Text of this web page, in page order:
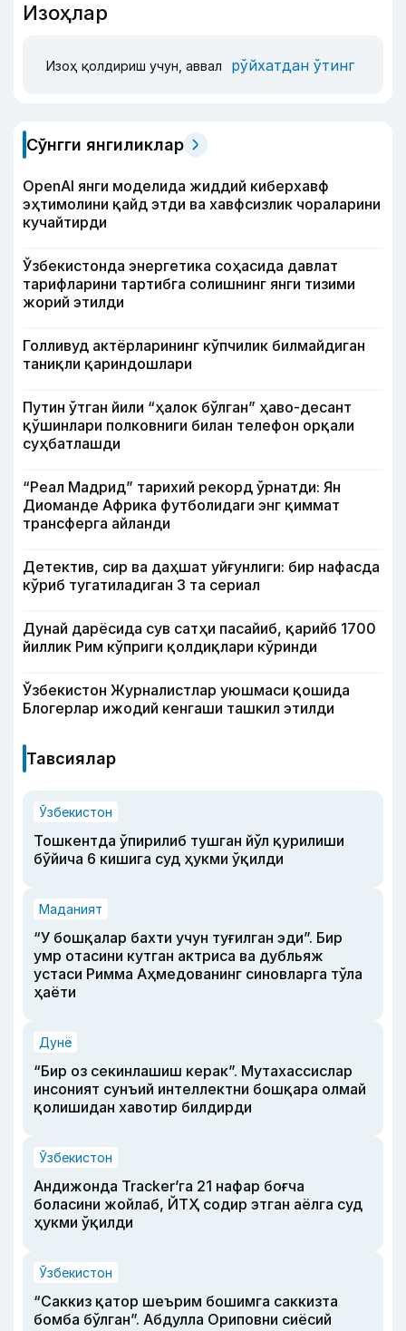
Изоҳлар
Изоҳ қолдириш учун, аввал рўйхатдан ўтинг
Сўнгги янгиликлар
OpenAI янги моделида жиддий киберхавф
эҳтимолини қайд этди ва хавфсизлик чораларини
кучайтирди
Ўзбекистонда энергетика соҳасида давлат
тарифларини тартибга солишнинг янги тизими
жорий этилди
Голливуд актёрларининг кўпчилик билмайдиган
таниқли қариндошлари
Путин ўтган йили “ҳалок бўлган” ҳаво-десант
қўшинлари полковниги билан телефон орқали
суҳбатлашди
“Реал Мадрид” тарихий рекорд ўрнатди: Ян
Диоманде Африка футболидаги энг қиммат
трансферга айланди
Детектив, сир ва даҳшат уйғунлиги: бир нафасда
кўриб тугатиладиган 3 та сериал
Дунай дарёсида сув сатҳи пасайиб, қарийб 1700
йиллик Рим кўприги қолдиқлари кўринди
Ўзбекистон Журналистлар уюшмаси қошида
Блогерлар ижодий кенгаши ташкил этилди
Тавсиялар
Ўзбекистон
Тошкентда ўпирилиб тушган йўл қурилиши
бўйича 6 кишига суд ҳукми ўқилди
Маданият
“У бошқалар бахти учун туғилган эди”. Бир
умр отасини кутган актриса ва дубльяж
устаси Римма Аҳмедованинг синовларга тўла
ҳаёти
Дунё
“Бир оз секинлашиш керак”. Мутахассислар
инсоният сунъий интеллектни бошқара олмай
қолишидан хавотир билдирди
Ўзбекистон
Андижонда Tracker’га 21 нафар боғча
боласини жойлаб, ЙТҲ содир этган аёлга суд
ҳукми ўқилди
Ўзбекистон
“Саккиз қатор шеърим бошимга саккизта
бомба бўлган”. Абдулла Ориповни сиёсий